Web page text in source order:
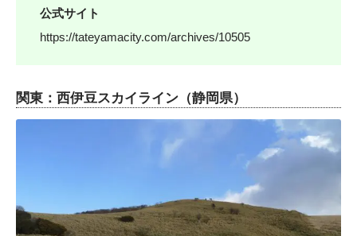
公式サイト
https://tateyamacity.com/archives/10505
関東：西伊豆スカイライン（静岡県）